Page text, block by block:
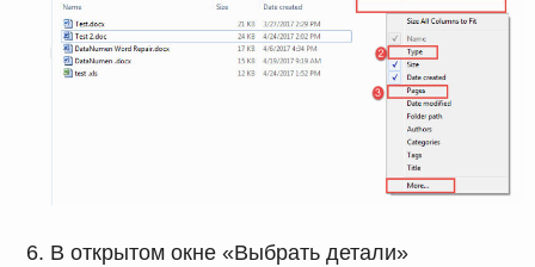
В открытом окне «Выбрать детали»